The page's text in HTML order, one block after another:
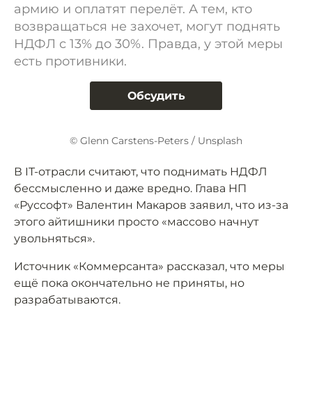
армию и оплатят перелёт. А тем, кто
возвращаться не захочет, могут поднять
НДФЛ с 13% до 30%. Правда, у этой меры
есть противники.
Обсудить
© Glenn Carstens-Peters / Unsplash
В IT-отрасли считают, что поднимать НДФЛ
бессмысленно и даже вредно. Глава НП
«Руссофт» Валентин Макаров заявил, что из-за
этого айтишники просто «массово начнут
увольняться».
Источник «Коммерсанта» рассказал, что меры
ещё пока окончательно не приняты, но
разрабатываются.